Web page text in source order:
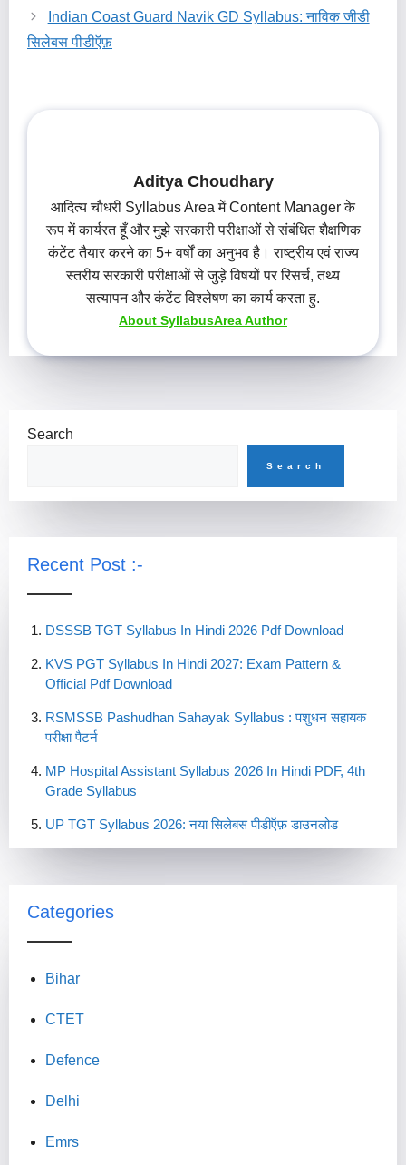
Indian Coast Guard Navik GD Syllabus: नाविक जीडी
सिलेबस पीडीऍफ़
Aditya Choudhary
आदित्य चौधरी Syllabus Area में Content Manager के
रूप में कार्यरत हूँ और मुझे सरकारी परीक्षाओं से संबंधित शैक्षणिक
कंटेंट तैयार करने का 5+ वर्षों का अनुभव है। राष्ट्रीय एवं राज्य
स्तरीय सरकारी परीक्षाओं से जुड़े विषयों पर रिसर्च, तथ्य
सत्यापन और कंटेंट विश्लेषण का कार्य करता हु.
About SyllabusArea Author
Search
Search
Recent Post :-
DSSSB TGT Syllabus In Hindi 2026 Pdf Download
KVS PGT Syllabus In Hindi 2027: Exam Pattern &
Official Pdf Download
RSMSSB Pashudhan Sahayak Syllabus : पशुधन सहायक
परीक्षा पैटर्न
MP Hospital Assistant Syllabus 2026 In Hindi PDF, 4th
Grade Syllabus
UP TGT Syllabus 2026: नया सिलेबस पीडीऍफ़ डाउनलोड
Categories
Bihar
CTET
Defence
Delhi
Emrs